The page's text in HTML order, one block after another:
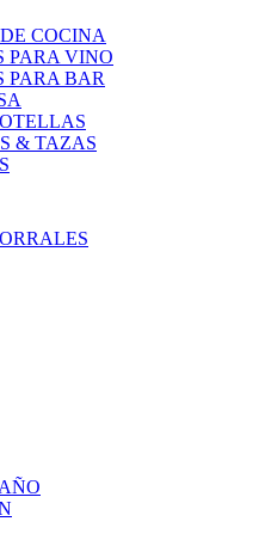
COCINA
PARA VINO
PARA BAR
& TAZAS